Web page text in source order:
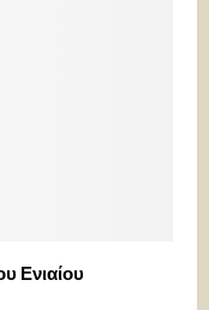
Ενιαίου